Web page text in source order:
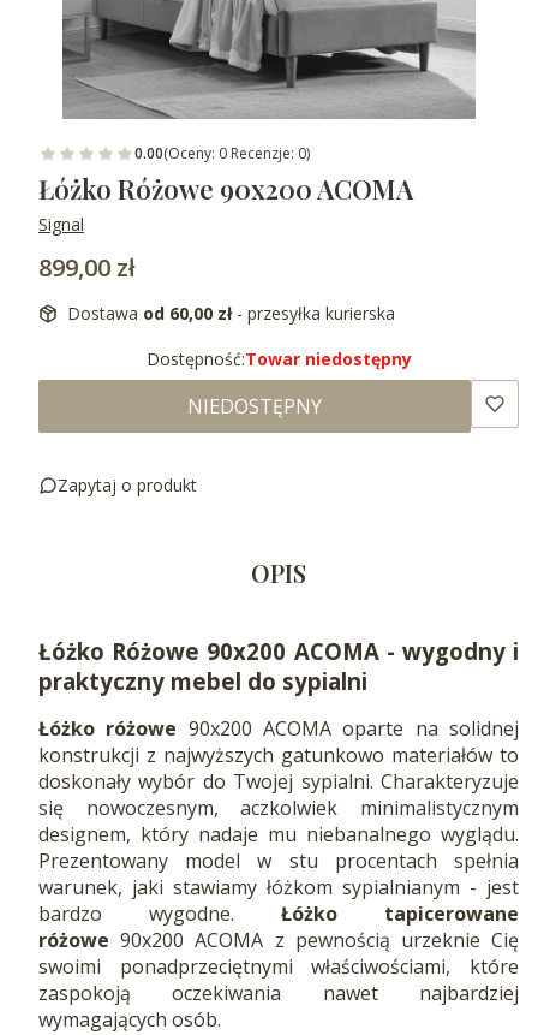
0.00(Oceny: 0 Recenzje: 0)
Łóżko Różowe 90x200 ACOMA
Signal
Cena
899,00 zł
Dostawa od 60,00 zł - przesyłka kurierska
Dostępność:Towar niedostępny
NIEDOSTĘPNY
Zapytaj o produkt
OPIS
Łóżko Różowe 90x200 ACOMA - wygodny i
praktyczny mebel do sypialni
Łóżko różowe 90x200 ACOMA oparte na solidnej
konstrukcji z najwyższych gatunkowo materiałów to
doskonały wybór do Twojej sypialni. Charakteryzuje
się nowoczesnym, aczkolwiek minimalistycznym
designem, który nadaje mu niebanalnego wyglądu.
Prezentowany model w stu procentach spełnia
warunek, jaki stawiamy łóżkom sypialnianym - jest
bardzo wygodne. Łóżko
tapicerowane
różowe90x200 ACOMA z pewnością urzeknie Cię
swoimi ponadprzeciętnymi właściwościami, które
zaspokoją oczekiwania nawet najbardziej
wymagających osób.